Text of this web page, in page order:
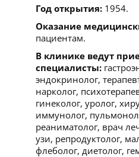
Год открытия: 1954.
Оказание
пациентам.
В клинике ведут
специалисты:
эндокринолог,
нарколог,
гинеколог, уролог,
иммунолог,
реаниматолог, врач
узи, репродуктолог,
флеболог, диетолог,